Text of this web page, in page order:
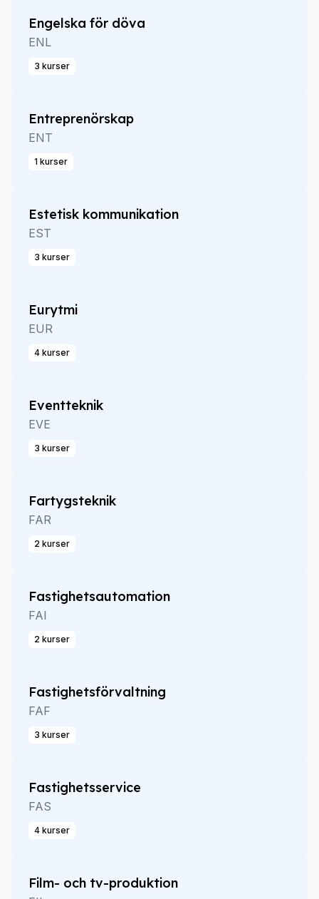
Engelska för döva
ENL
3 kurser
Entreprenörskap
ENT
1 kurser
Estetisk kommunikation
EST
3 kurser
Eurytmi
EUR
4 kurser
Eventteknik
EVE
3 kurser
Fartygsteknik
FAR
2 kurser
Fastighetsautomation
FAI
2 kurser
Fastighetsförvaltning
FAF
3 kurser
Fastighetsservice
FAS
4 kurser
Film- och tv-produktion